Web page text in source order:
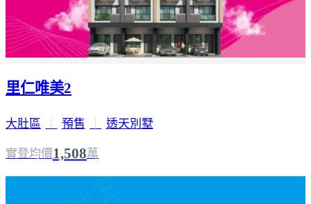
里仁唯美2
大肚區 預售 透天別墅
實登均價1,508萬